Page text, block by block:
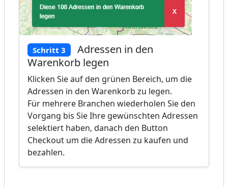
Schritt 3
Adressen in den
Warenkorb legen
Klicken Sie auf den grünen Bereich, um die
Adressen in den Warenkorb zu legen.
Für mehrere Branchen wiederholen Sie den
Vorgang bis Sie Ihre gewünschten Adressen
selektiert haben, danach den Button
Checkout um die Adressen zu kaufen und
bezahlen.